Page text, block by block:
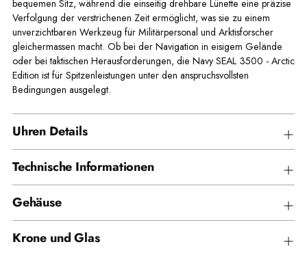
bequemen Sitz, während die einseitig drehbare Lünette eine präzise
Verfolgung der verstrichenen Zeit ermöglicht, was sie zu einem
unverzichtbaren Werkzeug für Militärpersonal und Arktisforscher
gleichermassen macht. Ob bei der Navigation in eisigem Gelände
oder bei taktischen Herausforderungen, die Navy SEAL 3500 - Arctic
Edition ist für Spitzenleistungen unter den anspruchsvollsten
Bedingungen ausgelegt.
Uhren Details
Technische Informationen
Gehäuse
Krone und Glas